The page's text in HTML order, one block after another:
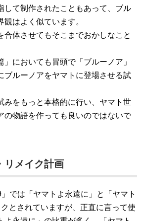
して制作されたこともあって、ブル
はよく似ています。
合体させてもそこまでおかしなこと
においても冒頭で「ブルーノア」
ブルーノアをヤマトに登場させる試
みをもっと本格的に行い、ヤマト世
の物語を作っても良いのではないで
リメイク計画
では「ヤマトよ永遠に」と「ヤマト
とされていますが、正直に言って使